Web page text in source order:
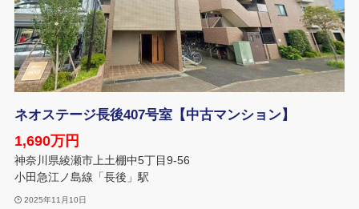
ネオステージ長後407号室【中古マンション】
1,690万円
神奈川県綾瀬市上土棚中5丁目9-56
小田急江ノ島線「長後」駅
2025年11月10日